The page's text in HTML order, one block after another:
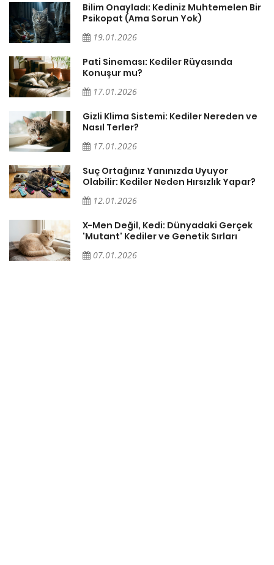
Bilim Onayladı: Kediniz Muhtemelen Bir
Psikopat (Ama Sorun Yok)
19.01.2026
Pati Sineması: Kediler Rüyasında
Konuşur mu?
17.01.2026
Gizli Klima Sistemi: Kediler Nereden ve
Nasıl Terler?
17.01.2026
Suç Ortağınız Yanınızda Uyuyor
Olabilir: Kediler Neden Hırsızlık Yapar?
12.01.2026
X-Men Değil, Kedi: Dünyadaki Gerçek
'Mutant' Kediler ve Genetik Sırları
07.01.2026